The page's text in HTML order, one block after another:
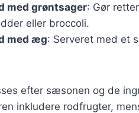
med grøntsager: Gør
eller broccoli.
med æg: Serveret med et
efter sæsonen og de
inkludere rodfrugter,